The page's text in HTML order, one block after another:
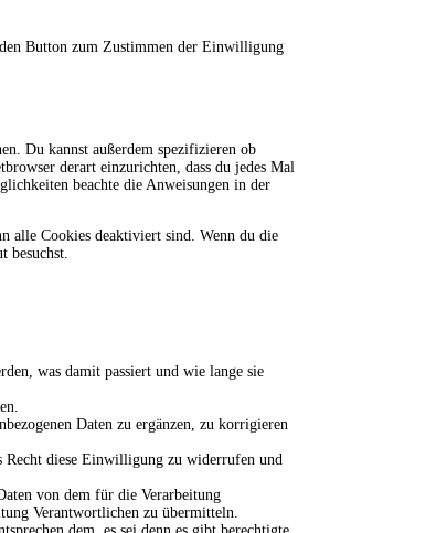
Button zum Zustimmen der Einwilligung
Du kannst außerdem spezifizieren ob
derart einzurichten, dass du jedes Mal
beachte die Anweisungen in der
alle Cookies deaktiviert sind. Wenn du die
besuchst.
was damit passiert und wie lange sie
Daten zu ergänzen, zu korrigieren
Recht diese Einwilligung zu widerrufen und
von dem für die Verarbeitung
Verantwortlichen zu übermitteln.